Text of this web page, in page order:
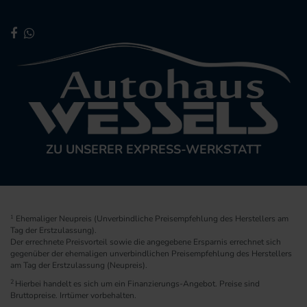
ZU UNSERER EXPRESS-WERKSTATT
1 Ehemaliger Neupreis (Unverbindliche Preisempfehlung des Herstellers am
Tag der Erstzulassung).
Der errechnete Preisvorteil sowie die angegebene Ersparnis errechnet sich
gegenüber der ehemaligen unverbindlichen Preisempfehlung des Herstellers
am Tag der Erstzulassung (Neupreis).
2 Hierbei handelt es sich um ein Finanzierungs-Angebot. Preise sind
Bruttopreise. Irrtümer vorbehalten.